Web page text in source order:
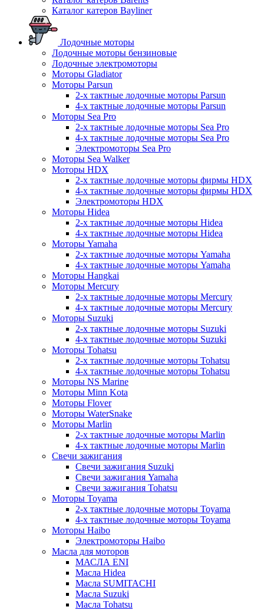
Каталог катеров Bayliner
Лодочные моторы
Лодочные моторы бензиновые
Лодочные электромоторы
Моторы Gladiator
Моторы Parsun
2-х тактные лодочные моторы Parsun
4-х тактные лодочные моторы Parsun
Моторы Sea Pro
2-х тактные лодочные моторы Sea Pro
4-х тактные лодочные моторы Sea Pro
Электромоторы Sea Pro
Моторы Sea Walker
Моторы HDX
2-х тактные лодочные моторы фирмы HDX
4-х тактные лодочные моторы фирмы HDX
Электромоторы HDX
Моторы Hidea
2-х тактные лодочные моторы Hidea
4-х тактные лодочные моторы Hidea
Моторы Yamaha
2-х тактные лодочные моторы Yamaha
4-х тактные лодочные моторы Yamaha
Моторы Hangkai
Моторы Mercury
2-х тактные лодочные моторы Mercury
4-х тактные лодочные моторы Mercury
Моторы Suzuki
2-х тактные лодочные моторы Suzuki
4-х тактные лодочные моторы Suzuki
Моторы Tohatsu
2-х тактные лодочные моторы Tohatsu
4-х тактные лодочные моторы Tohatsu
Моторы NS Marine
Моторы Minn Kota
Моторы Flover
Моторы WaterSnake
Моторы Marlin
2-х тактные лодочные моторы Marlin
4-х тактные лодочные моторы Marlin
Свечи зажигания
Свечи зажигания Suzuki
Свечи зажигания Yamaha
Свечи зажигания Tohatsu
Моторы Toyama
2-х тактные лодочные моторы Toyama
4-х тактные лодочные моторы Toyama
Моторы Haibo
Электромоторы Haibo
Масла для моторов
МАСЛА ENI
Масла Hidea
Масла SUMITACHI
Масла Suzuki
Масла Tohatsu